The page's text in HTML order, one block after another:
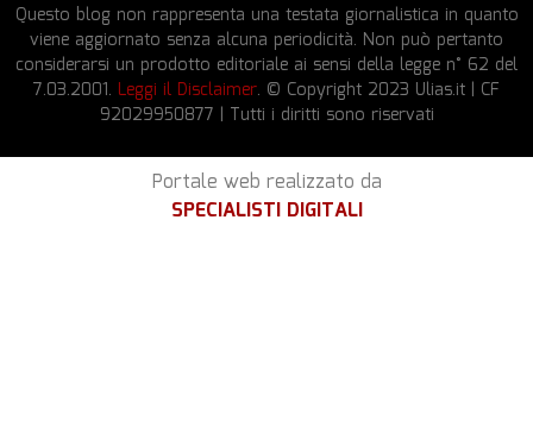
Questo blog non rappresenta una testata giornalistica in quanto
viene aggiornato senza alcuna periodicità. Non può pertanto
considerarsi un prodotto editoriale ai sensi della legge n° 62 del
7.03.2001. Leggi il Disclaimer. © Copyright 2023 Ulias.it | CF
92029950877 | Tutti i diritti sono riservati
Portale web realizzato da
SPECIALISTI DIGITALI